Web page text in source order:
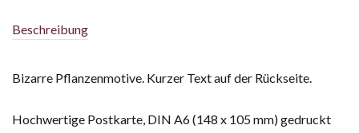
Beschreibung
Bizarre Pflanzenmotive. Kurzer Text auf der Rückseite.
Hochwertige Postkarte, DIN A6 (148 x 105 mm) gedruckt